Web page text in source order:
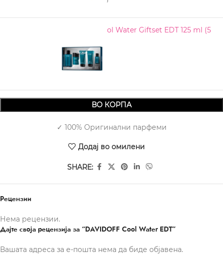
DAVIDOFF Cool Water Giftset EDT 125 ml (5
2.930,00
ВО КОРПА
✓ 100% Оригинални парфеми
Додај во омилени
SHARE:
Рецензии
Нема рецензии.
Дајте своја рецензија за “DAVIDOFF Cool Water EDT”
Вашата адреса за е-пошта нема да биде објавена.